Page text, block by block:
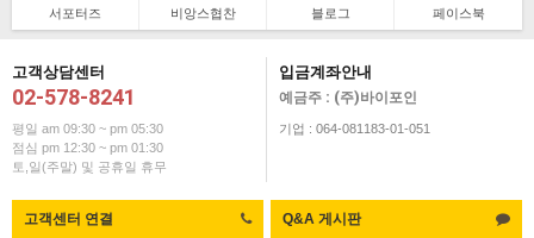
서포터즈 비앙스협찬 블로그 페이스북
고객상담센터
02-578-8241
평일 am 09:30 ~ pm 05:30
점심 pm 12:30 ~ pm 01:30
토,일(주말) 및 공휴일 휴무
입금계좌안내
예금주 : (주)바이포인
기업 : 064-081183-01-051
고객센터 연결 Q&A 게시판